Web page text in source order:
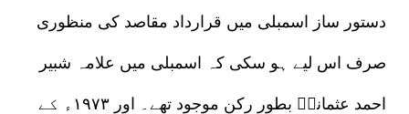
دستور ساز اسمبلی میں قرارداد مقاصد کی منظوری
صرف اس لیے ہو سکی کہ اسمبلی میں علامہ شبیر
احمد عثمانیؒ بطور رکن موجود تھے۔ اور ۱۹۷۳ء کے